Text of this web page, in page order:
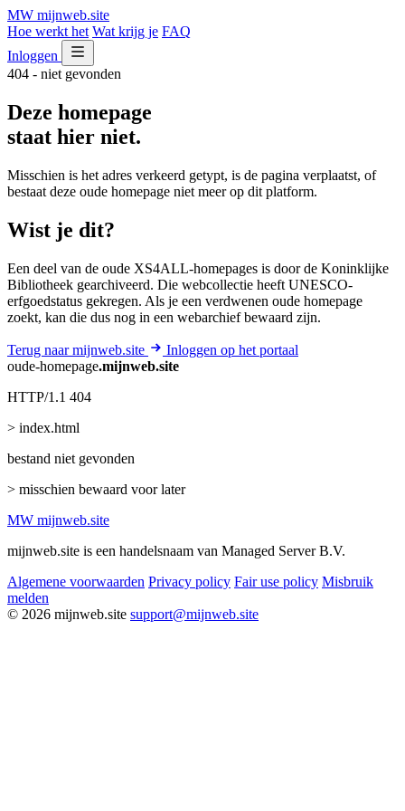
MW mijnweb.site
Hoe werkt het Wat krijg je FAQ
Inloggen
404 - niet gevonden
Deze homepage
staat hier niet.
Misschien is het adres verkeerd getypt, is de pagina verplaatst, of
bestaat deze oude homepage niet meer op dit platform.
Wist je dit?
Een deel van de oude XS4ALL-homepages is door de Koninklijke
Bibliotheek gearchiveerd. Die webcollectie heeft UNESCO-
erfgoedstatus gekregen. Als je een verdwenen oude homepage
zoekt, kan die dus nog in een webarchief bewaard zijn.
Terug naar mijnweb.site
Inloggen op het portaal
oude-homepage.mijnweb.site
HTTP/1.1 404
> index.html
bestand niet gevonden
> misschien bewaard voor later
MW mijnweb.site
mijnweb.site is een handelsnaam van Managed Server B.V.
Algemene voorwaarden Privacy policy Fair use policy Misbruik
melden
© 2026 mijnweb.site support@mijnweb.site